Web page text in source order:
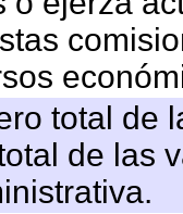
total de
de las